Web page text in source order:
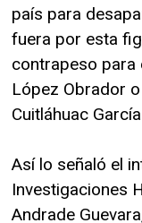
país para
fuera por esta
contrapeso para
López Obrador
Cuitláhuac
Así lo señaló el
Investigaciones
Andrade